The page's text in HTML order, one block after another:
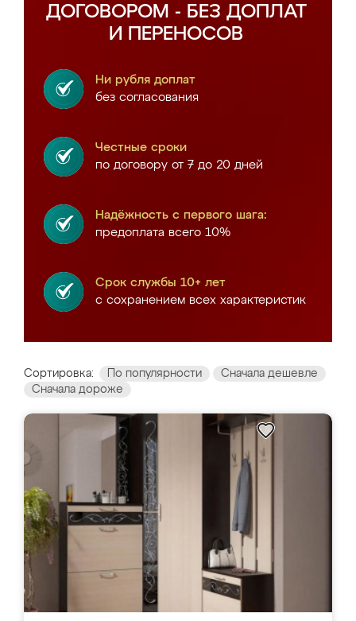
ДОГОВОРОМ - БЕЗ ДОПЛАТ
И ПЕРЕНОСОВ
Ни рубля доплат
без согласования
Честные сроки
по договору от 7 до 20 дней
Надёжность с первого шага:
предоплата всего 10%
Срок службы 10+ лет
с сохранением всех характеристик
Сортировка: По популярности
Сначала дешевле
Сначала дороже